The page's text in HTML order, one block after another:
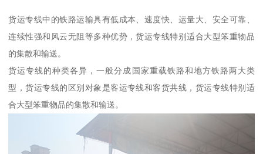
货运专线中的铁路运输具有低成本、速度快、运量大、安全可靠、
连续性强和风云无阻等多种优势，货运专线特别适合大型笨重物品
的集散和输送。
货运专线的种类各异，一般分成国家重载铁路和地方铁路两大类
型，货运专线的区别对象是客运专线和客货共线，货运专线特别适
合大型笨重物品的集散和输送。